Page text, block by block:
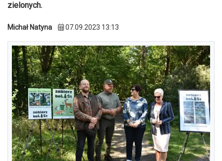
zielonych.
Michał Natyna 07.09.2023 13:13